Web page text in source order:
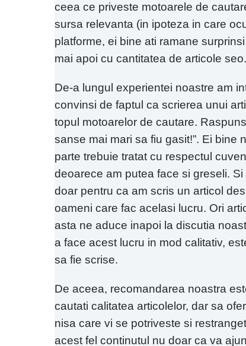
ceea ce priveste motoarele de
sursa relevanta (in ipoteza in care
platforme, ei bine ati ramane
mai apoi cu cantitatea de articole seo.
De-a lungul experientei noastre am
convinsi de faptul ca scrierea unui
topul motoarelor de cautare.
sanse mai mari sa fiu gasit!”. Ei bine
parte trebuie tratat cu respectul
deoarece am putea face si greseli.
doar pentru ca am scris un articol
oameni care fac acelasi lucru. Ori
asta ne aduce inapoi la discutia
a face acest lucru in mod calitativ,
sa fie scrise.
De aceea, recomandarea noastra
cautati calitatea articolelor, dar sa
nisa care vi se potriveste si
acest fel continutul nu doar ca va